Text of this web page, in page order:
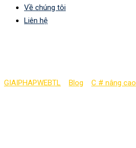
Về chúng tôi
Liên hệ
GIAIPHAPWEBTL Blog C # nâng cao